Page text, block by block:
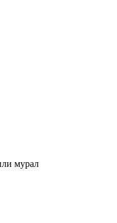
мурал